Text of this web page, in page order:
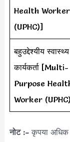
Health Worker
(UPHC)]
बहुउद्देश्यीय स्वास्थ्य
कार्यकर्ता [Multi-
Purpose
Worker
नोट :-कृपया अधिक